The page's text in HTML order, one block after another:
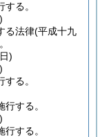
る。
る法律(平成十九
)
る。
する。
する。